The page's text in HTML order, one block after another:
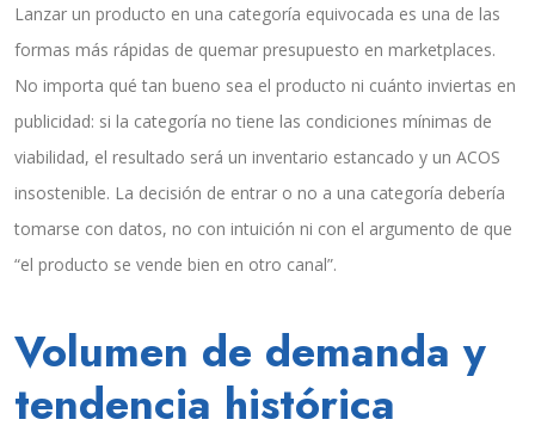
Lanzar un producto en una categoría equivocada es una de las
formas más rápidas de quemar presupuesto en marketplaces.
No importa qué tan bueno sea el producto ni cuánto inviertas en
publicidad: si la categoría no tiene las condiciones mínimas de
viabilidad, el resultado será un inventario estancado y un ACOS
insostenible. La decisión de entrar o no a una categoría debería
tomarse con datos, no con intuición ni con el argumento de que
“el producto se vende bien en otro canal”.
Volumen de demanda y
tendencia histórica